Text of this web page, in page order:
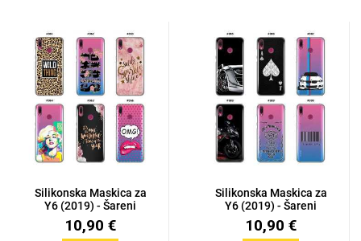
Silikonska Maskica za
Y6 (2019) - Šareni
motiv...
10,90 €
Silikonska Maskica za
Y6 (2019) - Šareni
motiv...
10,90 €